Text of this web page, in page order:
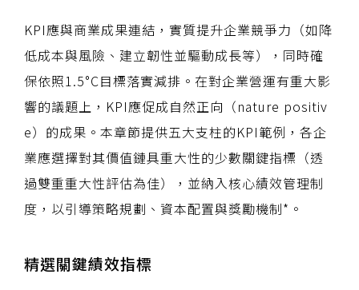
KPI應與商業成果連結，實質提升企業競爭力（如降
低成本與風險、建立韌性並驅動成長等），同時確
保依照1.5°C目標落實減排。在對企業營運有重大影
響的議題上，KPI應促成自然正向（nature positiv
e）的成果。本章節提供五大支柱的KPI範例，各企
業應選擇對其價值鏈具重大性的少數關鍵指標（透
過雙重重大性評估為佳），並納入核心績效管理制
度，以引導策略規劃、資本配置與獎勵機制*。
精選關鍵績效指標